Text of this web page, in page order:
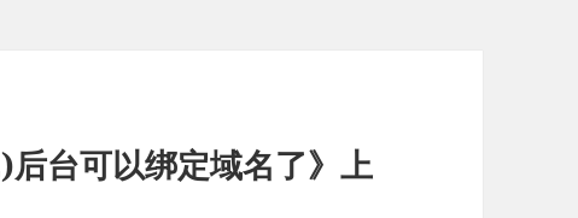
台可以绑定域名了》上